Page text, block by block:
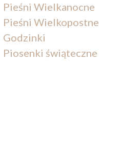
Pieśni Wielkanocne
Pieśni Wielkopostne
Godzinki
Piosenki świąteczne